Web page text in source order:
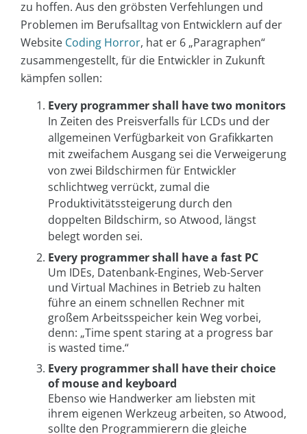
zu hoffen. Aus den gröbsten Verfehlungen und
Problemen im Berufsalltag von Entwicklern auf der
Website Coding Horror, hat er 6 „Paragraphen“
zusammengestellt, für die Entwickler in Zukunft
kämpfen sollen:
Every programmer shall have two monitors
In Zeiten des Preisverfalls für LCDs und der
allgemeinen Verfügbarkeit von Grafikkarten
mit zweifachem Ausgang sei die Verweigerung
von zwei Bildschirmen für Entwickler
schlichtweg verrückt, zumal die
Produktivitätssteigerung durch den
doppelten Bildschirm, so Atwood, längst
belegt worden sei.
Every programmer shall have a fast PC
Um IDEs, Datenbank-Engines, Web-Server
und Virtual Machines in Betrieb zu halten
führe an einem schnellen Rechner mit
großem Arbeitsspeicher kein Weg vorbei,
denn: „Time spent staring at a progress bar
is wasted time.“
Every programmer shall have their choice
of mouse and keyboard
Ebenso wie Handwerker am liebsten mit
ihrem eigenen Werkzeug arbeiten, so Atwood,
sollte den Programmierern die gleiche